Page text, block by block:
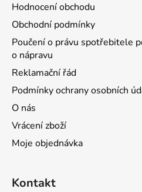
Hodnocení obchodu
Obchodní podmínky
Poučení o právu spotřebitele
o nápravu
Reklamační řád
Podmínky ochrany osobních
O nás
Vrácení zboží
Moje objednávka
Kontakt